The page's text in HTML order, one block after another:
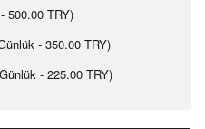
500.00 TRY)
- 350.00 TRY)
- 225.00 TRY)